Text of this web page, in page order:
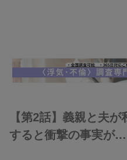
【第2話】義親と夫
すると衝撃の事実が…